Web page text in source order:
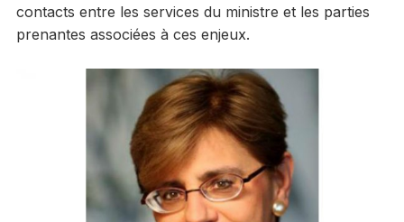
contacts entre les services du ministre et les parties
prenantes associées à ces enjeux.